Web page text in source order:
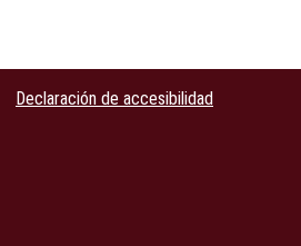
Declaración de accesibilidad